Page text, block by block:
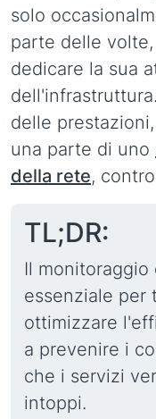
solo
parte delle
dedicare la sua
delle
una parte di uno
della rete,
TL;DR:
Il
essenziale per
ottimizzare
a prevenire i
che i servizi
intoppi.